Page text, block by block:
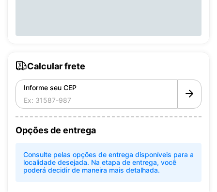
Calcular frete
Informe seu CEP
Opções de entrega
Consulte pelas opções de entrega disponíveis para a
localidade desejada. Na etapa de entrega, você
poderá decidir de maneira mais detalhada.